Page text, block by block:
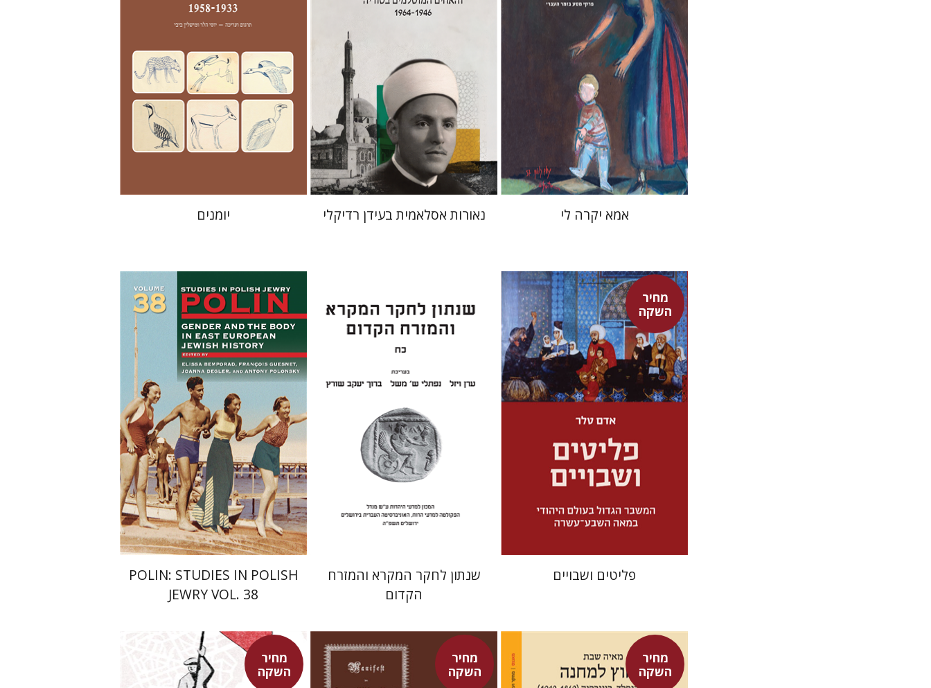
מחיר השקה
$53
$37
אמא יקרה לי
מחיר השקה
$24
נאורות אסלאמית בעידן רדיקלי
מחיר השקה
$35
$24
יומנים
מחיר
השקה
אדם טלר
דורון מגן
מחיר השקה
$46
$32
פליטים ושבויים
ערן ויזל נפתלי ש' משל
ברוך
$46
$41
שנתון לחקר המקרא והמזרח
הקדום
François Guesnet
Elissa
Bemporad
Joanna Degler
פולונסקי
הנחת אתר ספר מודפס
$75
$68
POLIN: STUDIES IN POLISH
JEWRY VOL. 38
מחיר
השקה
מחיר
השקהפיני איפרגן
מחיר
השקה
בני מר